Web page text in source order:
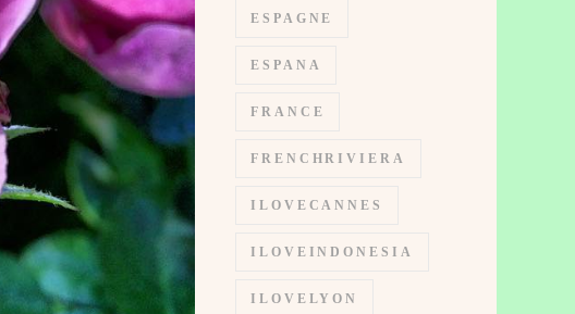
ESPAGNE
ESPANA
FRANCE
FRENCHRIVIERA
ILOVECANNES
ILOVEINDONESIA
ILOVELYON